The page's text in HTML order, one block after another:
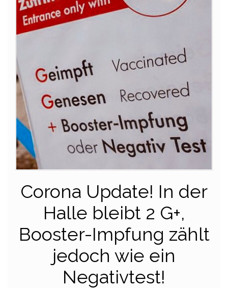
Corona Update! In der
Halle bleibt 2 G+,
Booster-Impfung zählt
jedoch wie ein
Negativtest!